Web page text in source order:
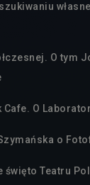
O tym
O
o
święto Teatru